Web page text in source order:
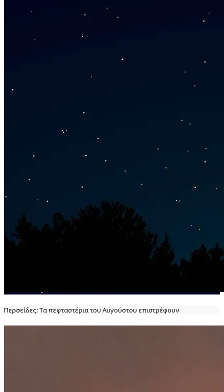
Περσείδες: Τα πεφταστέρια του Αυγούστου επιστρέφουν